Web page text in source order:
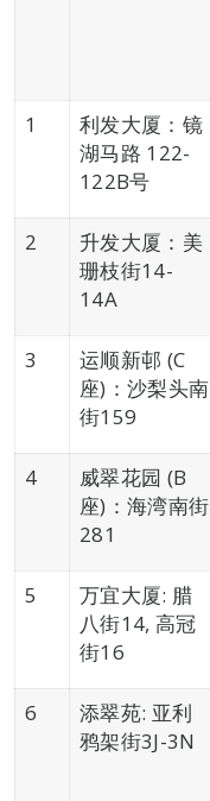
1
利发大厦：镜
湖马路 122-
122B号
2
升发大厦：美
珊枝街14-
14A
3
运顺新邨 (C
座)：沙梨头南
街159
4
威翠花园 (B
座)：海湾南街
281
5
万宜大厦: 腊
八街14, 高冠
街16
6
添翠苑: 亚利
鸦架街3J-3N